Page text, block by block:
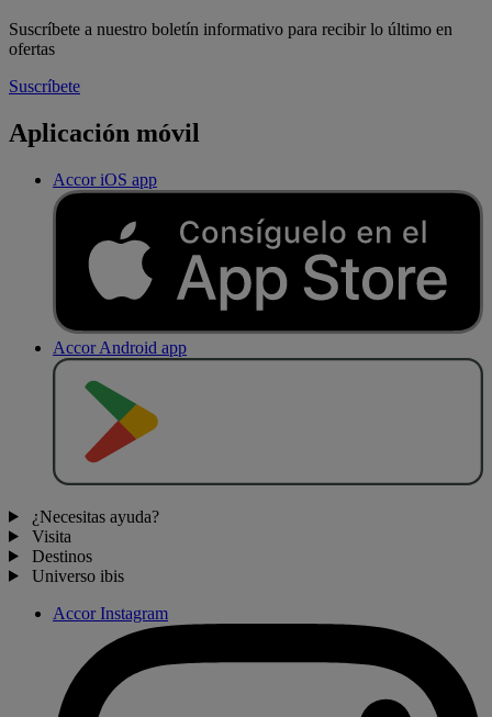
Suscríbete a nuestro boletín informativo para recibir lo último en
ofertas
Suscríbete
Aplicación móvil
Accor iOS app
Accor Android app
¿Necesitas ayuda?
Visita
Destinos
Universo ibis
Accor Instagram